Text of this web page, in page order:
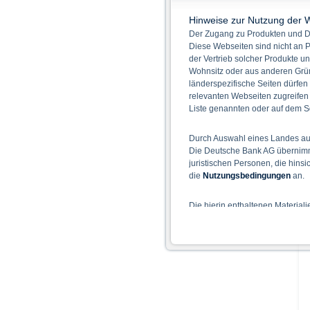
Hinweise zur Nutzung der
Der Zugang zu Produkten und
Diese Webseiten sind nicht an
der Vertrieb solcher Produkte
Wohnsitz oder aus anderen
länderspezifische Seiten
relevanten Webseiten
Liste genannten oder auf dem
Durch Auswahl eines Landes
Die Deutsche Bank AG
juristischen Personen, die
die Nutzungsbedingungen an.
Die hierin enthaltenen
Der Zugang zu auf diesen
Hinweise für die Nutzung
Die auf der X-markets
einschließlich der Risiken sind
Bedingungen) zu entnehmen.